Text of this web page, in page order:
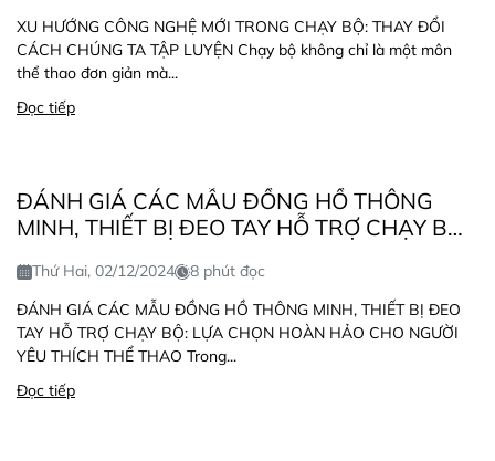
XU HƯỚNG CÔNG NGHỆ MỚI TRONG CHẠY BỘ: THAY ĐỔI
CÁCH CHÚNG TA TẬP LUYỆN Chạy bộ không chỉ là một môn
thể thao đơn giản mà...
Đọc tiếp
ĐÁNH GIÁ CÁC MẪU ĐỒNG HỒ THÔNG
MINH, THIẾT BỊ ĐEO TAY HỖ TRỢ CHẠY BỘ:
THÍCH THỂ THAO
Thứ Hai, 02/12/2024
8 phút đọc
ĐÁNH GIÁ CÁC MẪU ĐỒNG HỒ THÔNG MINH, THIẾT BỊ ĐEO
TAY HỖ TRỢ CHẠY BỘ: LỰA CHỌN HOÀN HẢO CHO NGƯỜI
YÊU THÍCH THỂ THAO Trong...
Đọc tiếp